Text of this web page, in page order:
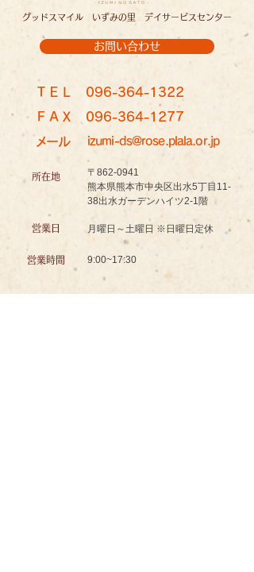
グッドスマイル いずみの里 デイサービスセンター
お問い合わせ
ＴＥＬ 096-364-1322
ＦＡＸ
096-364-1277
メール
izumi-ds@rose.plala.or.jp
所在地
〒862-0941
熊本県熊本市中央区出水5丁目11-
38出水ガーデンハイツ2-1階
営業日 月曜日～土曜日 ※日曜日定休
営業時間 9:00~17:30